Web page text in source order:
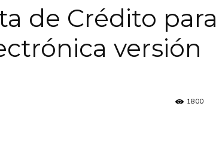
de Crédito para
versión
1800